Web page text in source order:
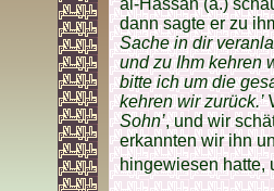
al-Hassan (a.)
dann sagte er zu
Sache in dir
und zu Ihm kehren
bitte ich um die
kehren wir zurück.’
Sohn’, und wir
erkannten wir ihn
hingewiesen hatte,